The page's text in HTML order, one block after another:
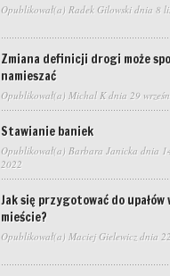
Opublikował(a) Radek Gilowskidnia 8
Zmiana definicji drogi może
namieszać
Opublikował(a) Michal Kdnia 29
Stawianie baniek
Opublikował(a) Barbara Janicka dnia
2022
Jak się przygotować do upałów
mieście?
Opublikował(a) Maciej Gielewiczdnia